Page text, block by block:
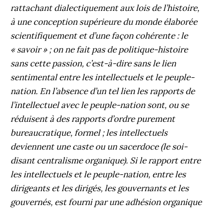
rattachant dialectiquement aux lois de l’histoire,
à une conception supérieure du monde élaborée
scientifiquement et d’une façon cohérente : le
« savoir » ; on ne fait pas de politique-histoire
sans cette passion, c’est-à-dire sans le lien
sentimental entre les intellectuels et le peuple-
nation. En l’absence d’un tel lien les rapports de
l’intellectuel avec le peuple-nation sont, ou se
réduisent à des rapports d’ordre purement
bureaucratique, formel ; les intellectuels
deviennent une caste ou un sacerdoce (le soi-
disant centralisme organique). Si le rapport entre
les intellectuels et le peuple-nation, entre les
dirigeants et les dirigés, les gouvernants et les
gouvernés, est fourni par une adhésion organique